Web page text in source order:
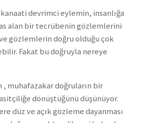
devrimci eylemin, insanlığa
alan bir tecrübenin gözlemlerini
gözlemlerin doğru olduğu çok
Fakat bu doğruyla nereye
, muhafazakar doğruların bir
dönüştüğünü düşünüyor.
düz ve açık gözleme dayanması